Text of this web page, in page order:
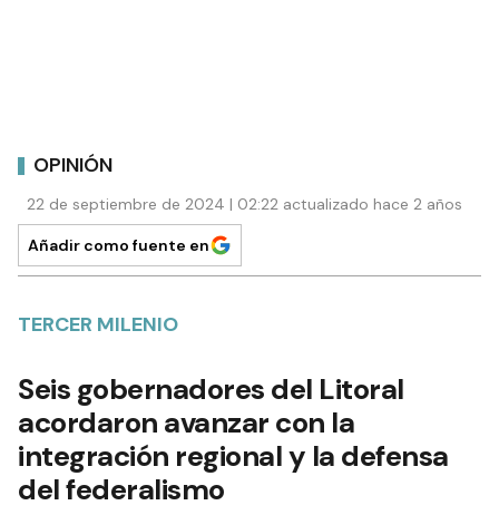
OPINIÓN
22 de septiembre de 2024 | 02:22 actualizado hace 2 años
Añadir como fuente en
TERCER MILENIO
Seis gobernadores del Litoral
acordaron avanzar con la
integración regional y la defensa
del federalismo